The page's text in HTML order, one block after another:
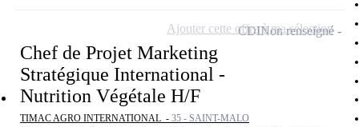
Chef de Projet Marketing
Stratégique International -
Nutrition Végétale H/F
TIMAC AGRO INTERNATIONAL - 35 - SAINT-MALO
CDINon renseigné
Ajouter cette offre à ma sélection